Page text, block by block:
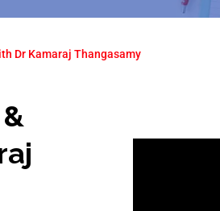
Dr Kamaraj Thangasamy